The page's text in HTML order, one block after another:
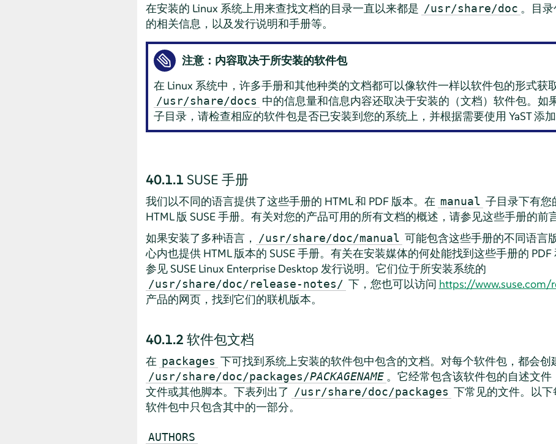
在安装的 Linux 系统上用来查找文档的目录一直以来都是 /usr/share/doc 。目
的相关信息，以及发行说明和手册等。
注意：内容取决于所安装的软件包
在 Linux 系统中，许多手册和其他种类的文档都可以像软件一样以软件包的形式获取
/usr/share/docs 中的信息量和信息内容还取决于安装的（文档）软件包。如
子目录，请检查相应的软件包是否已安装到您的系统上，并根据需要使用 YaST 添加
40.1.1 SUSE 手册
我们以不同的语言提供了这些手册的 HTML 和 PDF 版本。在 manual 子目录下有您
HTML 版 SUSE 手册。有关对您的产品可用的所有文档的概述，请参见这些手册的前言
如果安装了多种语言，
/usr/share/doc/manual 可能包含这些手册的不同语言
心内也提供 HTML 版本的 SUSE 手册。有关在安装媒体的何处能找到这些手册的
参见 SUSE Linux Enterprise Desktop 发行说明。它们位于所安装系统的
/usr/share/doc/release-notes/ 下，您也可以访问 https://www.suse.com/
产品的网页，找到它们的联机版本。
40.1.2 软件包文档
在 packages 下可找到系统上安装的软件包中包含的文档。对每个软件包，都会创
/usr/share/doc/packages/PACKAGENAME 。它经常包含该软件包的自述文
文件或其他脚本。下表列出了 /usr/share/doc/packages 下常见的文件。以
软件包中只包含其中的一部分。
AUTHORS